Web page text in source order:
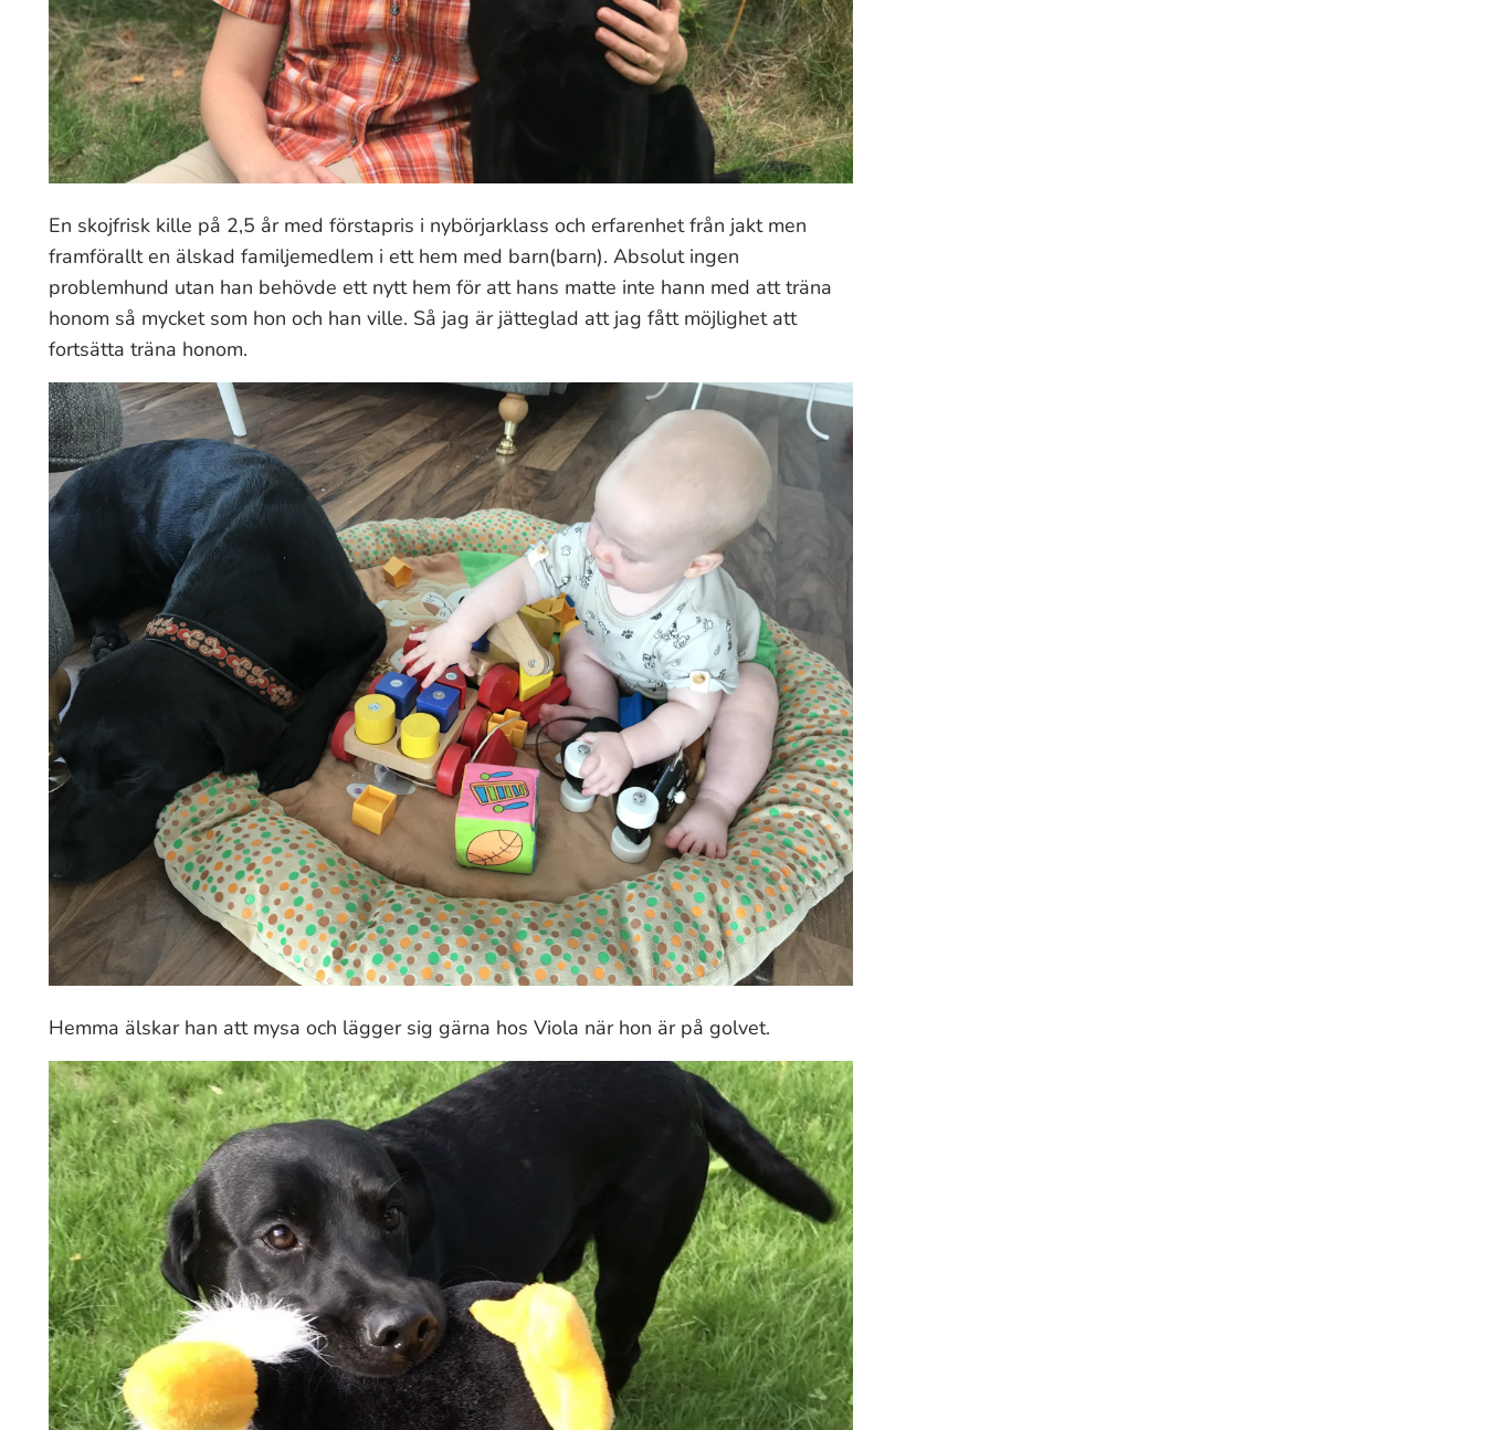
En skojfrisk kille på 2,5 år med förstapris i nybörjarklass och erfarenhet från jakt men
framförallt en älskad familjemedlem i ett hem med barn(barn). Absolut ingen
problemhund utan han behövde ett nytt hem för att hans matte inte hann med att träna
honom så mycket som hon och han ville. Så jag är jätteglad att jag fått möjlighet att
fortsätta träna honom.
Hemma älskar han att mysa och lägger sig gärna hos Viola när hon är på golvet.